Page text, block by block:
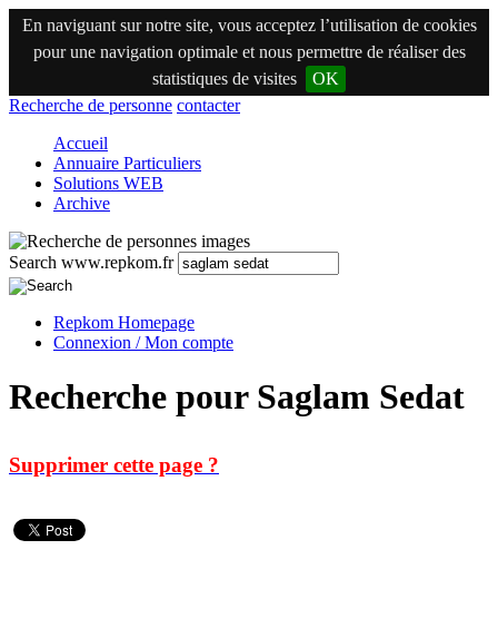
En naviguant sur notre site, vous acceptez l’utilisation de cookies
pour une navigation optimale et nous permettre de réaliser des
statistiques de visites
OK
Recherche de personne contacter
Accueil
Annuaire Particuliers
Solutions WEB
Archive
Search www.repkom.fr
Repkom Homepage
Connexion / Mon compte
Recherche pour Saglam Sedat
Supprimer cette page ?